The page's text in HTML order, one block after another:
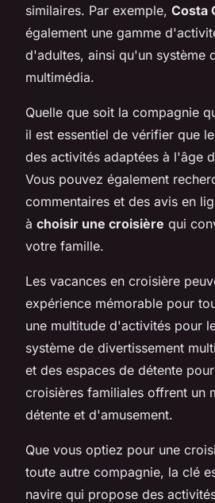
similaires. Par exemple, Costa
également une gamme
d'adultes, ainsi qu'un système
multimédia.
Quelle que soit la compagnie
il est essentiel de vérifier que
des activités adaptées à l'âge
Vous pouvez également
commentaires et des avis en
à choisir une croisière qui
votre famille.
Les vacances en croisière
expérience mémorable pour
une multitude d'activités pour
système de divertissement
et des espaces de détente
croisières familiales offrent un
détente et d'amusement.
Que vous optiez pour une
toute autre compagnie, la clé
navire qui propose des